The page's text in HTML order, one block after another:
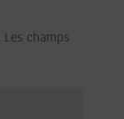
Les champs